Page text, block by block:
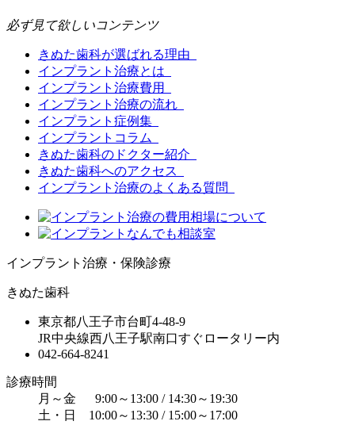
必ず見て欲しいコンテンツ
きぬた歯科が選ばれる理由
インプラント治療とは
インプラント治療費用
インプラント治療の流れ
インプラント症例集
インプラントコラム
きぬた歯科のドクター紹介
きぬた歯科へのアクセス
インプラント治療のよくある質問
インプラント治療・保険診療
きぬた歯科
東京都八王子市台町4-48-9
JR中央線西八王子駅南口すぐロータリー内
042-664-8241
診療時間
月～金 9:00～13:00 / 14:30～19:30
土・日 10:00～13:30 / 15:00～17:00